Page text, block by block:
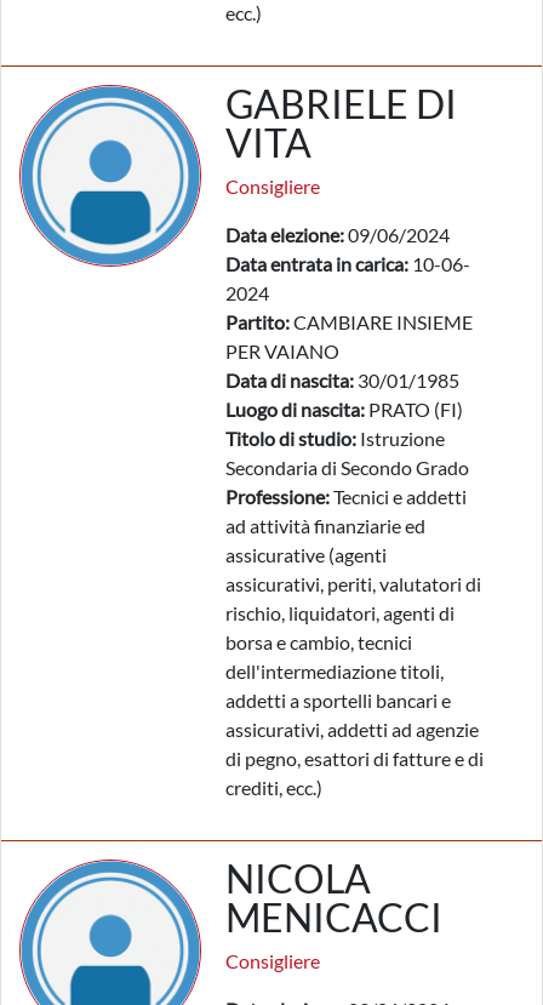
ecc.)
GABRIELE DI
VITA
Consigliere
Data elezione:09/06/2024
Data entrata in carica: 10-06-
2024
Partito:CAMBIARE INSIEME
PER VAIANO
Data di nascita: 30/01/1985
Luogo di nascita: PRATO (FI)
Titolo di studio: Istruzione
Secondaria di Secondo Grado
Professione:Tecnici e addetti
ad attività finanziarie ed
assicurative (agenti
assicurativi, periti, valutatori di
rischio, liquidatori, agenti di
borsa e cambio, tecnici
dell'intermediazione titoli,
addetti a sportelli bancari e
assicurativi, addetti ad agenzie
di pegno, esattori di fatture e di
crediti, ecc.)
NICOLA
MENICACCI
Consigliere